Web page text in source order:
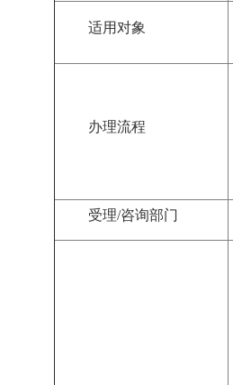
适用对象
办理流程
受理/咨询部门